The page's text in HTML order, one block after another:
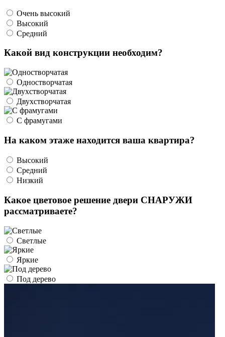
Очень высокий
Высокий
Средний
Какой вид конструкции необходим?
Одностворчатая
Двухстворчатая
С фрамугами
На каком этаже находится ваша квартира?
Высокий
Средний
Низкий
Какое цветовое решение двери СНАРУЖИ
рассматриваете?
Светлые
Яркие
Под дерево